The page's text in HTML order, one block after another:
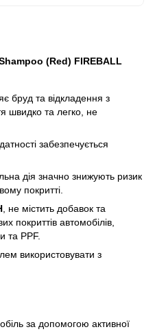
(Red) FIREBALL
бруд та відкладення з
швидко та легко, не
забезпечується
дія значно знижують ризик
покритті.
, не містить добавок та
покриттів автомобілів,
та PPF.
використовувати з
за допомогою активної